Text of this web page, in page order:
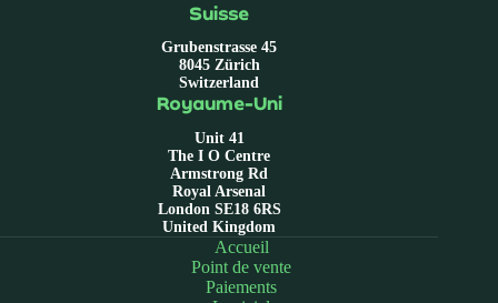
Suisse
Grubenstrasse 45
8045 Zürich
Switzerland
Royaume-Uni
Unit 41
The I O Centre
Armstrong Rd
Royal Arsenal
London SE18 6RS
United Kingdom
Accueil
Point de vente
Paiements